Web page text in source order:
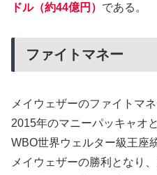
ドル（約44億円） である。
ファイトマネー
メイウェザーのファイトマ
2015年のマニーパッキャオ
WBO世界ウェルター級王座
メイウェザーの勝利となり